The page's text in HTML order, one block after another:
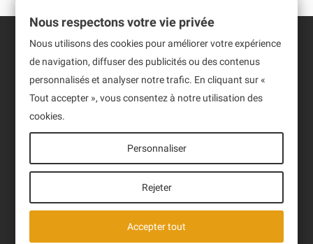
Informations
Produits
Notre société
Nous respectons votre vie privée
Nous utilisons des cookies pour améliorer votre expérience
de navigation, diffuser des publicités ou des contenus
personnalisés et analyser notre trafic. En cliquant sur «
Tout accepter », vous consentez à notre utilisation des
cookies.
Personnaliser
Rejeter
Accepter tout